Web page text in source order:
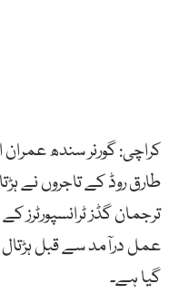
کراچی: گورنر سندھ
طارق روڈ کے تاجروں نے
ترجمان گڈز ٹرانسپورٹرز
عمل درآمد سے قبل ہڑتال
گیا ہے۔